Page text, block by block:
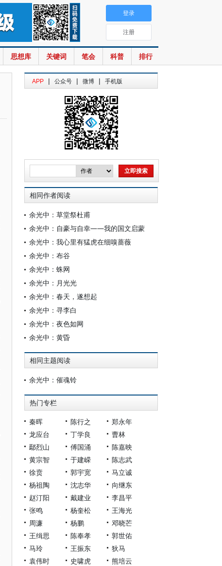
思想库 关键词 笔会 科普 排行
登录
注册
APP | 公众号 | 微博 | 手机版
相同作者阅读
余光中：草堂祭杜甫
余光中：自豪与自幸——我的国文启蒙
余光中：我心里有猛虎在细嗅蔷薇
余光中：布谷
余光中：蛛网
余光中：月光光
余光中：春天，遂想起
余光中：寻李白
余光中：夜色如网
余光中：黄昏
相同主题阅读
余光中：催魂铃
热门专栏
秦晖 陈行之
郑永年
龙应台
丁学良
曹林
鄢烈山
傅国涌
陈嘉映
黄宗智
于建嵘
陈志武
徐贲
郭宇宽
马立诚
杨祖陶
沈志华
向继东
赵汀阳
戴建业
李昌平
张鸣
杨奎松
王海光
周濂
杨鹏
邓晓芒
王缉思
陈奉孝
郭世佑
马玲
王振东
狄马
袁伟时
史啸虎
熊培云